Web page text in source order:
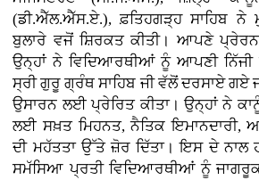
(ਡੀ.ਐੱਲ.ਐੱਸ.ਏ.), ਫ਼ਤਿਹਗੜ੍ਹ ਸਾਹਿਬ
ਬੁਲਾਰੇ ਵਜੋਂ ਸ਼ਿਰਕਤ ਕੀਤੀ। ਆਪਣੇ
ਉਨ੍ਹਾਂ ਨੇ ਵਿਦਿਆਰਥੀਆਂ ਨੂੰ ਆਪਣੀ
ਸ੍ਰੀ ਗੁਰੂ ਗ੍ਰੰਥ ਸਾਹਿਬ ਜੀ ਵੱਲੋਂ ਦਰਸਾਏ ਗਏ
ਉਸਾਰਨ ਲਈ ਪ੍ਰੇਰਿਤ ਕੀਤਾ। ਉਨ੍ਹਾਂ ਨੇ
ਲਈ ਸਖ਼ਤ ਮਿਹਨਤ, ਨੈਤਿਕ ਇਮਾਨਦਾਰੀ,
ਦੀ ਮਹੱਤਤਾ ਉੱਤੇ ਜ਼ੋਰ ਦਿੱਤਾ। ਇਸ ਦੇ ਨਾਲ
ਸਮੱਸਿਆ ਪ੍ਰਤੀ ਵਿਦਿਆਰਥੀਆਂ ਨੂੰ